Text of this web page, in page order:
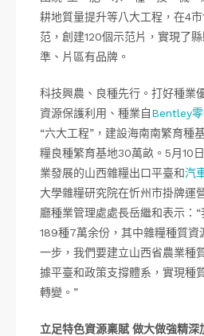
耕地質量提升等八大工程，在4
范，創建120個示范片，實現了
準、片區有品牌。
科技興農、良種先行。打好種業
資源保護利用、種業自Bentley
“六大工程”，建設海南南繁育種
糧良種繁育基地30萬畝。5月10
業發展的山西雜糧出口平臺和汽
大學雜糧研究院在忻州市掛牌運
廳種業管理處處長岳繼和表示：
189種7萬余份，其中雜糧種質資
一步，我們要建立山西省農業種
據平臺和政策支撐體系，實現種
轉變。”
立足特色資源稟賦 做大做強精深